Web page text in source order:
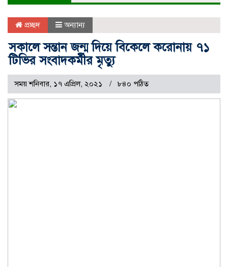
প্রচ্ছদ অন্যান্য
সকালে সন্তান জন্ম দিয়ে বিকেলে করোনায় ৭১
টিভির সংবাদকর্মীর মৃত্যু
সময় শনিবার, ১৭ এপ্রিল, ২০২১ ৮৪০ পঠিত